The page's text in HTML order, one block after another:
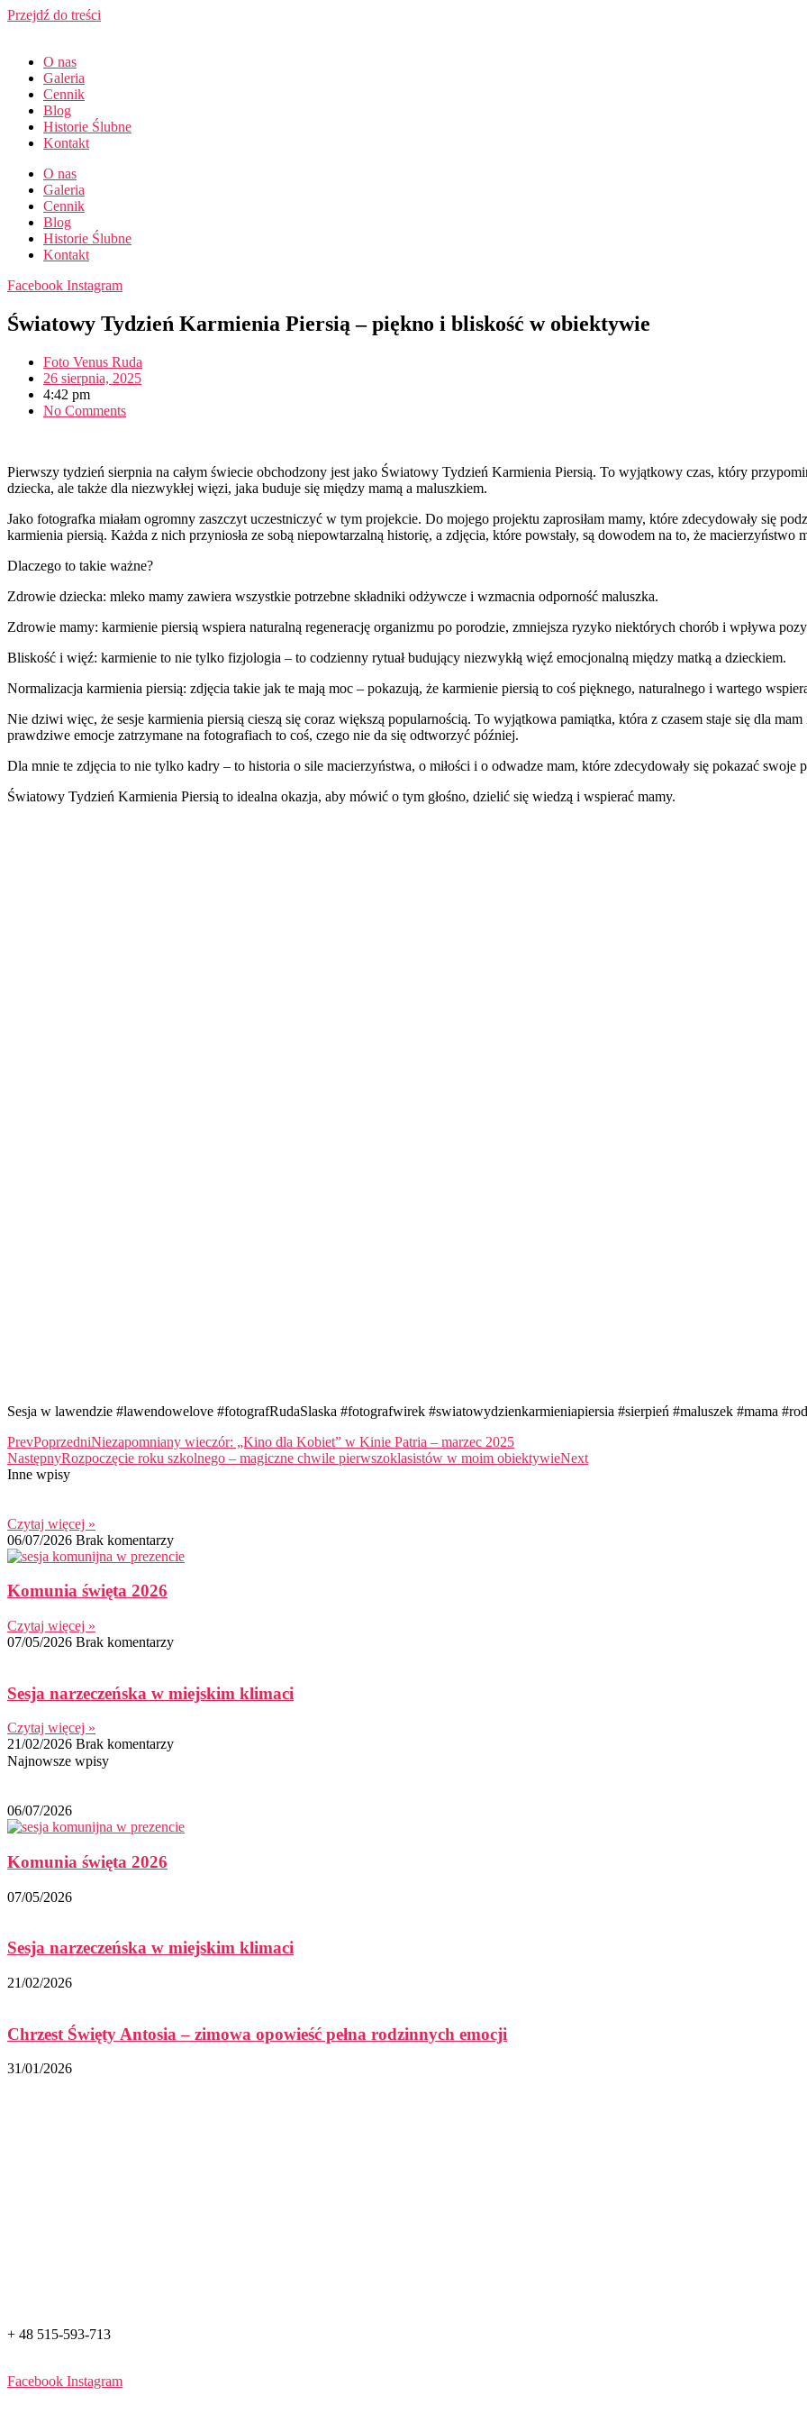
Przejdź do treści
O nas
Galeria
Cennik
Blog
Historie Ślubne
Kontakt
O nas
Galeria
Cennik
Blog
Historie Ślubne
Kontakt
Facebook Instagram
Światowy Tydzień Karmienia Piersią – piękno i bliskość w obiektywie
Foto Venus Ruda
26 sierpnia, 2025
4:42 pm
No Comments
Pierwszy tydzień sierpnia na całym świecie obchodzony jest jako Światowy Tydzień Karmienia Piersią. To wyjątkowy czas, który
dziecka, ale także dla niezwykłej więzi, jaka buduje się między mamą a maluszkiem.
Jako fotografka miałam ogromny zaszczyt uczestniczyć w tym projekcie. Do mojego projektu zaprosiłam mamy, które zdecydowały się
karmienia piersią. Każda z nich przyniosła ze sobą niepowtarzalną historię, a zdjęcia, które powstały, są dowodem na to, że macierzyństwo
Dlaczego to takie ważne?
Zdrowie dziecka: mleko mamy zawiera wszystkie potrzebne składniki odżywcze i wzmacnia odporność maluszka.
Zdrowie mamy: karmienie piersią wspiera naturalną regenerację organizmu po porodzie, zmniejsza ryzyko niektórych chorób i wpływa
Bliskość i więź: karmienie to nie tylko fizjologia – to codzienny rytuał budujący niezwykłą więź emocjonalną między matką a dzieckiem.
Normalizacja karmienia piersią: zdjęcia takie jak te mają moc – pokazują, że karmienie piersią to coś pięknego, naturalnego i wartego
Nie dziwi więc, że sesje karmienia piersią cieszą się coraz większą popularnością. To wyjątkowa pamiątka, która z czasem staje się dla
prawdziwe emocje zatrzymane na fotografiach to coś, czego nie da się odtworzyć później.
Dla mnie te zdjęcia to nie tylko kadry – to historia o sile macierzyństwa, o miłości i o odwadze mam, które zdecydowały się pokazać swoje
Światowy Tydzień Karmienia Piersią to idealna okazja, aby mówić o tym głośno, dzielić się wiedzą i wspierać mamy.
Sesja w lawendzie #lawendowelove #fotografRudaSlaska #fotografwirek #swiatowydzienkarmieniapiersia #sierpień #maluszek #mama
PrevPoprzedniNiezapomniany wieczór: „Kino dla Kobiet” w Kinie Patria – marzec 2025
NastępnyRozpoczęcie roku szkolnego – magiczne chwile pierwszoklasistów w moim obiektywieNext
Inne wpisy
Czytaj więcej »
06/07/2026 Brak komentarzy
Komunia święta 2026
Czytaj więcej »
07/05/2026 Brak komentarzy
Sesja narzeczeńska w miejskim klimaci
Czytaj więcej »
21/02/2026 Brak komentarzy
Najnowsze wpisy
06/07/2026
Komunia święta 2026
07/05/2026
Sesja narzeczeńska w miejskim klimaci
21/02/2026
Chrzest Święty Antosia – zimowa opowieść pełna rodzinnych emocji
31/01/2026
+ 48 515-593-713
Facebook Instagram